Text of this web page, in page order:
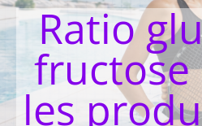
Ratio
fructose
les